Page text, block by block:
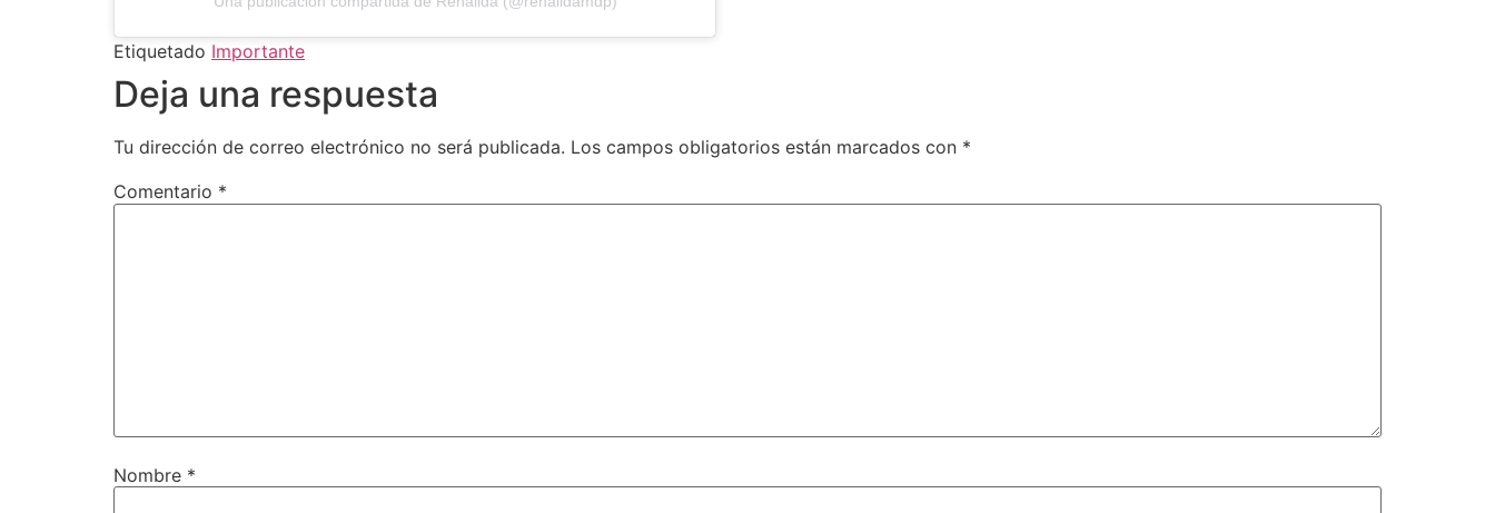
Etiquetado Importante
Deja una respuesta
Tu dirección de correo electrónico no será publicada. Los campos obligatorios están marcados con *
Comentario *
Nombre *